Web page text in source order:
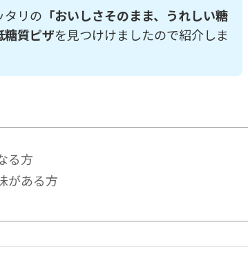
タリの 「おいしさそのまま、うれしい糖
糖質ピザを見つけけましたので紹介しま
る方
がある方